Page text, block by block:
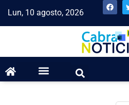
Lun, 10 agosto, 2026